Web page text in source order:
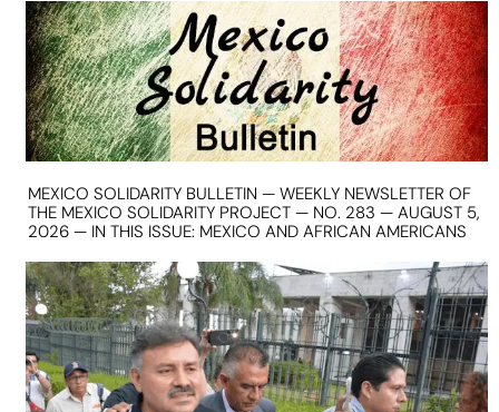
MEXICO SOLIDARITY BULLETIN — WEEKLY NEWSLETTER OF
THE MEXICO SOLIDARITY PROJECT — NO. 283 — AUGUST 5,
2026 — IN THIS ISSUE: MEXICO AND AFRICAN AMERICANS